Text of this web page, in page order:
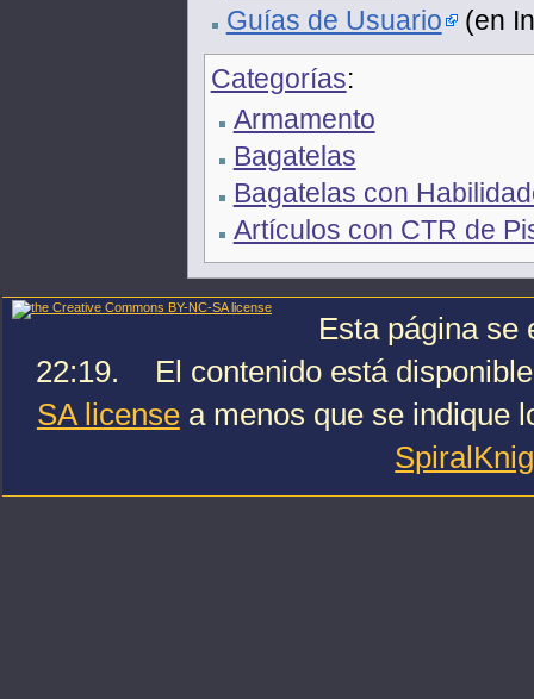
Guías de Usuario (en
Categorías:
Armamento
Bagatelas
Bagatelas con
Artículos con CTR de
Esta página se
22:19.
El contenido está
SA licensea menos que se indique